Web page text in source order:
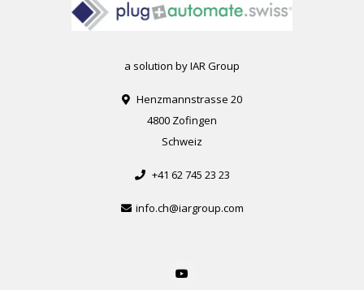
a solution by IAR Group
Henzmannstrasse 20
4800 Zofingen
Schweiz
+41 62 745 23 23
info.ch@iargroup.com